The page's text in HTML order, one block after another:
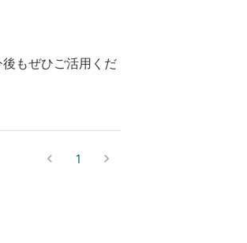
もぜひご活用くだ
1